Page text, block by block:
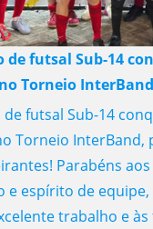
de futsal Sub-14
Torneio InterBand
de futsal Sub-14
Torneio InterBand,
Parabéns
e espírito de
trabalho e às